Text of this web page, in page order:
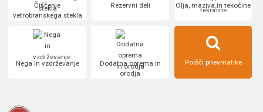
Čiščenje
vetrobranskega stekla
Rezervni deli Olja, maziva in tekočine
Nega in vzdrževanje
Dodatna oprema in
orodja
Poišči pnevmatike